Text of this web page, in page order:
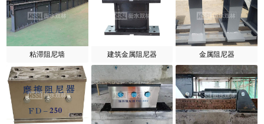
粘滞阻尼墙 建筑金属阻尼器 金属阻尼器